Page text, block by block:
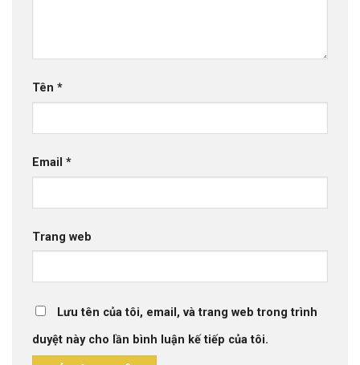
Tên *
Email *
Trang web
Lưu tên của tôi, email, và trang web trong trình
duyệt này cho lần bình luận kế tiếp của tôi.